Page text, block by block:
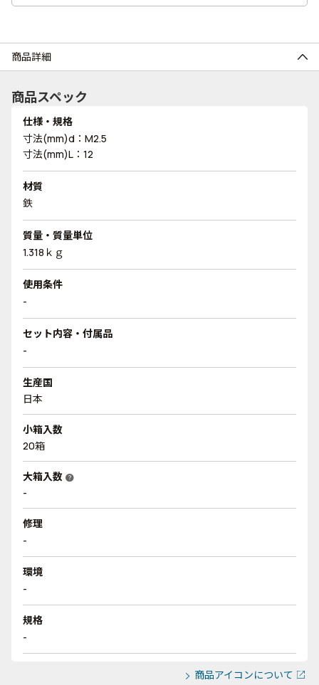
商品詳細
商品スペック
仕様・規格
寸法(mm)d：M2.5
寸法(mm)L：12
材質
鉄
質量・質量単位
1.318ｋｇ
使用条件
-
セット内容・付属品
-
生産国
日本
小箱入数
20箱
大箱入数 help
-
修理
-
環境
-
規格
-
商品アイコンについて